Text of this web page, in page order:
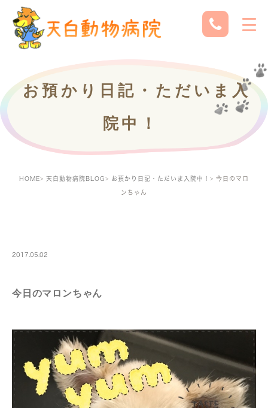
お預かり日記・ただいま入
院中！
HOME 天白動物病院BLOG お預かり日記・ただいま入院中！ 今日のマロ
ンちゃん
2017.05.02
今日のマロンちゃん